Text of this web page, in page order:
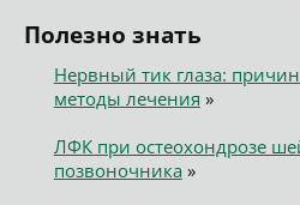
Полезно знать
Нервный тик глаза:
методы лечения »
ЛФК при остеохондрозе
позвоночника»